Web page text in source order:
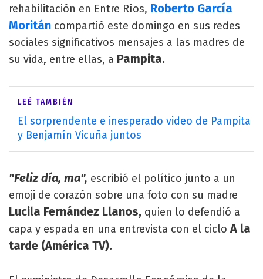
rehabilitación en Entre Ríos, Roberto García
Moritán compartió este domingo en sus redes
sociales significativos mensajes a las madres de
su vida, entre ellas, a Pampita.
LEÉ TAMBIÉN
El sorprendente e inesperado video de Pampita
y Benjamín Vicuña juntos
"Feliz día, ma", escribió el político junto a un
emoji de corazón sobre una foto con su madre
Lucila Fernández Llanos, quien lo defendió a
capa y espada en una entrevista con el cicloA la
tarde (América TV).